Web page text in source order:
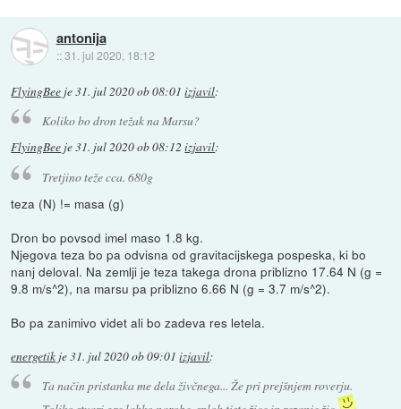
antonija
::31. jul 2020, 18:12
FlyingBee je31. jul 2020 ob 08:01 izjavil:
Koliko bo dron težak na Marsu?
FlyingBee je31. jul 2020 ob 08:12 izjavil:
Tretjino teže cca. 680g
teza (N) != masa (g)
Dron bo povsod imel maso 1.8 kg.
Njegova teza bo pa odvisna od gravitacijskega pospeska, ki bo
nanj deloval. Na zemlji je teza takega drona priblizno 17.64 N (g =
9.8 m/s^2), na marsu pa priblizno 6.66 N (g = 3.7 m/s^2).
Bo pa zanimivo videt ali bo zadeva res letela.
energetik je31. jul 2020 ob 09:01 izjavil:
Ta način pristanka me dela živčnega... Že pri prejšnjem roverju.